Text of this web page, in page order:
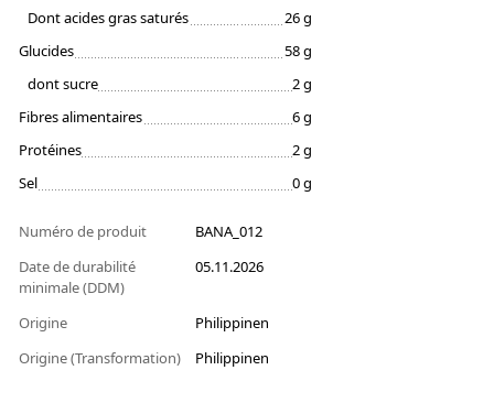
Dont acides gras saturés
26 g
Glucides
58 g
dont sucre
2 g
Fibres alimentaires
6 g
Protéines
2 g
Sel
0 g
Numéro de produit
BANA_012
Date de durabilité
minimale (DDM)
05.11.2026
Origine
Philippinen
Origine (Transformation)
Philippinen